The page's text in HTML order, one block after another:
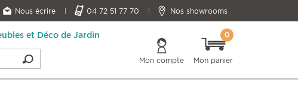
Nous écrire 04 72 51 77 70 Nos showrooms
et Déco de Jardin
Mon compte Mon panier
0